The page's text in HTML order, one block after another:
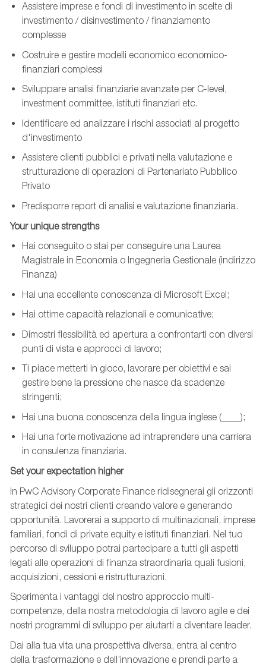
Assistere imprese e fondi di investimento in scelte di
investimento / disinvestimento / finanziamento
complesse
Costruire e gestire modelli economico economico-
finanziari complessi
Sviluppare analisi finanziarie avanzate per C-level,
investment committee, istituti finanziari etc.
Identificare ed analizzare i rischi associati al progetto
d'investimento
Assistere clienti pubblici e privati nella valutazione e
strutturazione di operazioni di Partenariato Pubblico
Privato
Predisporre report di analisi e valutazione finanziaria.
Your unique strengths
Hai conseguito o stai per conseguire una Laurea
Magistrale in Economia o Ingegneria Gestionale (indirizzo
Finanza)
Hai una eccellente conoscenza di Microsoft Excel;
Hai ottime capacità relazionali e comunicative;
Dimostri flessibilità ed apertura a confrontarti con diversi
punti di vista e approcci di lavoro;
Ti piace metterti in gioco, lavorare per obiettivi e sai
gestire bene la pressione che nasce da scadenze
stringenti;
Hai una buona conoscenza della lingua inglese (____);
Hai una forte motivazione ad intraprendere una carriera
in consulenza finanziaria.
Set your expectation higher
In PwC Advisory Corporate Finance ridisegnerai gli orizzonti
strategici dei nostri clienti creando valore e generando
opportunità. Lavorerai a supporto di multinazionali, imprese
familiari, fondi di private equity e istituti finanziari. Nel tuo
percorso di sviluppo potrai partecipare a tutti gli aspetti
legati alle operazioni di finanza straordinaria quali fusioni,
acquisizioni, cessioni e ristrutturazioni.
Sperimenta i vantaggi del nostro approccio multi-
competenze, della nostra metodologia di lavoro agile e dei
nostri programmi di sviluppo per aiutarti a diventare leader.
Dai alla tua vita una prospettiva diversa, entra al centro
della trasformazione e dell’innovazione e prendi parte a